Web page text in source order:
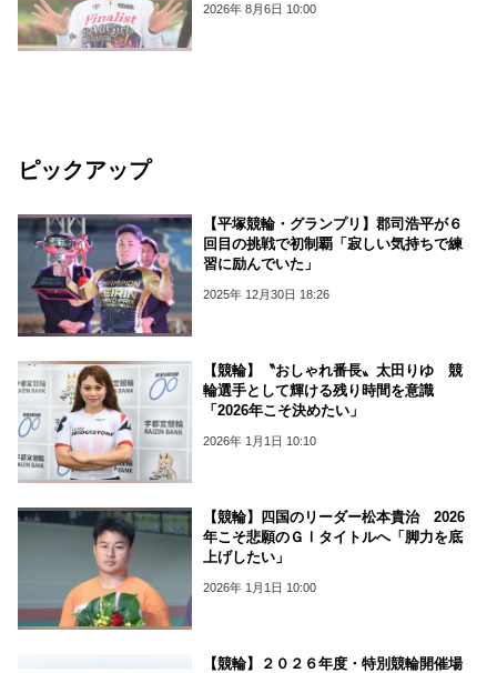
2026年 8月6日 10:00
ピックアップ
【平塚競輪・グランプリ】郡司浩平が６
回目の挑戦で初制覇「寂しい気持ちで練
習に励んでいた」
2025年 12月30日 18:26
【競輪】〝おしゃれ番長〟太田りゆ 競
輪選手として輝ける残り時間を意識
「2026年こそ決めたい」
2026年 1月1日 10:10
【競輪】四国のリーダー松本貴治 2026
年こそ悲願のＧⅠタイトルへ「脚力を底
上げしたい」
2026年 1月1日 10:00
【競輪】２０２６年度・特別競輪開催場